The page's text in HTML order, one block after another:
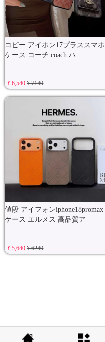
コピー アイホン17プラススマホ
ケース コーチ coach ハ
¥ 6,540¥ 7140
値段 アイフォンiphone18promax
ケース エルメス 高品質ア
¥ 5,640¥ 6240